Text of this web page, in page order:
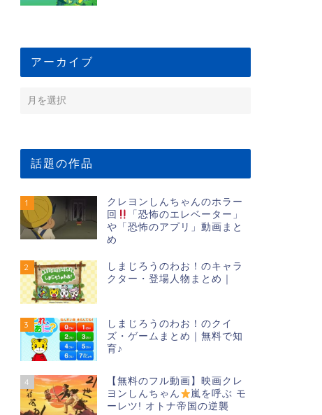
アーカイブ
話題の作品
1
クレヨンしんちゃんのホラー
回
「恐怖のエレベーター」
や「恐怖のアプリ」動画まと
め
2
しまじろうのわお！のキャラ
クター・登場人物まとめ｜
3
しまじろうのわお！のクイ
ズ・ゲームまとめ｜無料で知
育♪
4
【無料のフル動画】映画クレ
ヨンしんちゃん
嵐を呼ぶ モ
ーレツ! オトナ帝国の逆襲